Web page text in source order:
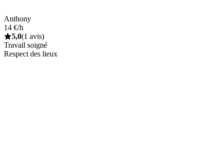
Anthony
14 €/h
5,0(1 avis)
Travail soigné
Respect des lieux